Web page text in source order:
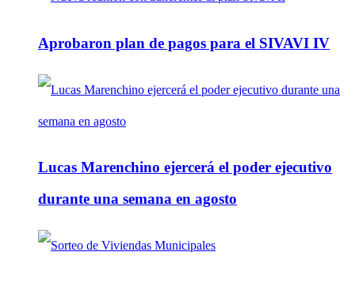
Aprobaron plan de pagos para el SIVAVI IV
Lucas Marenchino ejercerá el poder ejecutivo
durante una semana en agosto